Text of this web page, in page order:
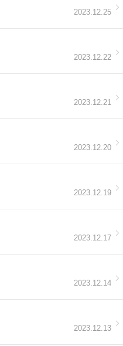
2023.12.25
2023.12.22
2023.12.21
2023.12.20
2023.12.19
2023.12.17
2023.12.14
2023.12.13